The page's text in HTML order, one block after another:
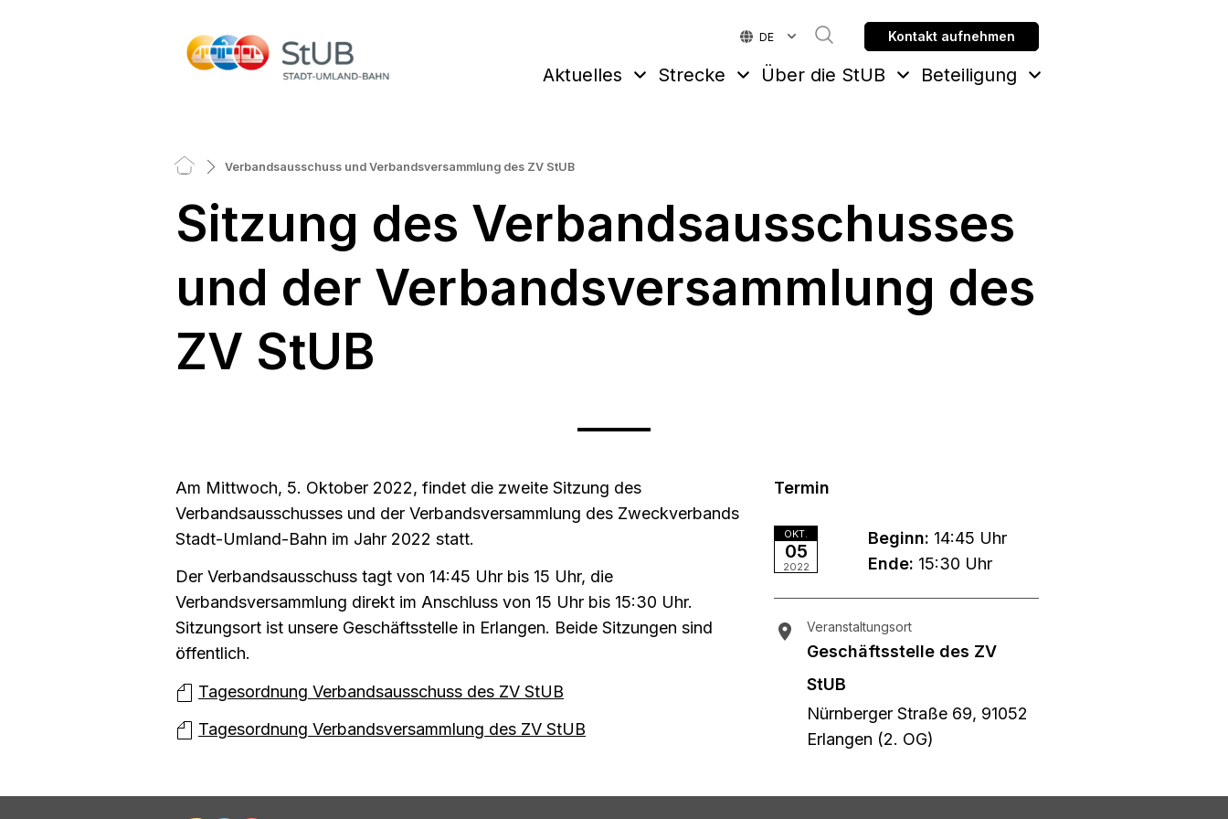
DE
Aktuelles Strecke Über die StUB Beteiligung
Kontakt aufnehmen
Verbandsausschuss und Verbandsversammlung des ZV StUB
Sitzung des Verbandsausschusses
und der Verbandsversammlung des
ZV StUB
Am Mittwoch, 5. Oktober 2022, findet die zweite Sitzung des
Verbandsausschusses und der Verbandsversammlung des Zweckverbands
Stadt-Umland-Bahn im Jahr 2022 statt.
Der Verbandsausschuss tagt von 14:45 Uhr bis 15 Uhr, die
Verbandsversammlung direkt im Anschluss von 15 Uhr bis 15:30 Uhr.
Sitzungsort ist unsere Geschäftsstelle in Erlangen. Beide Sitzungen sind
öffentlich.
Tagesordnung Verbandsausschuss des ZV StUB
Tagesordnung Verbandsversammlung des ZV StUB
Termin
OKT.
05
2022
Beginn: 14:45 Uhr
Ende: 15:30 Uhr
Veranstaltungsort
Geschäftsstelle des ZV
StUB
Nürnberger Straße 69, 91052
Erlangen (2. OG)